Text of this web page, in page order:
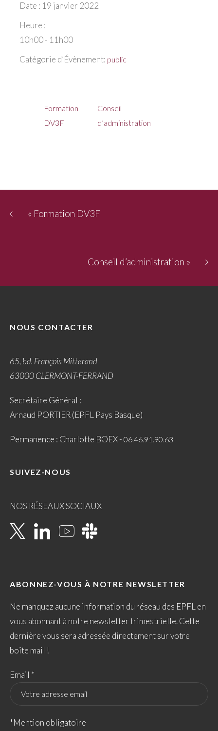
Date : 19 janvier 2022
Heure :
10h00 - 11h00
Catégorie d’Évènement: public
Formation
DV3F
Conseil
d’administration
« Formation DV3F
Conseil d’administration »
NOUS CONTACTER
65, bd. François Mitterand
63000 CLERMONT-FERRAND
Secrétaire Général :
Arnaud PORTIER (EPFL Pays Basque)
Permanence : Charlotte BOEX -06.46.91.90.63
SUIVEZ-NOUS
NOS RÉSEAUX SOCIAUX
ABONNEZ-VOUS À NOTRE NEWSLETTER
Ne manquez aucune information du réseau des EPFL en
vous abonnant à notre newsletter trimestrielle. Cette
dernière vous sera adressée directement sur votre
boîte mail !
Email *
*Mention obligatoire